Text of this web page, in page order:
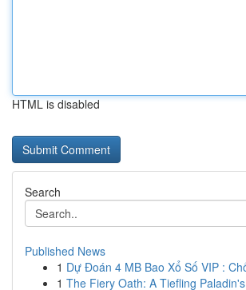
HTML is disabled
Search
Published News
1 Dự Đoán 4 MB Bao Xổ Số VIP :
1 The Fiery Oath: A Tiefling